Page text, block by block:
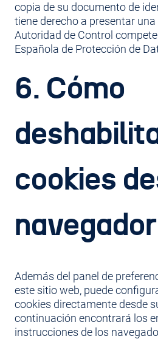
copia de su documento de
tiene derecho a presentar
Autoridad de Control
Española de Protección de
6. Cómo
cookies
navegador
Además del panel de
este sitio web, puede
cookies directamente desde
continuación encontrará los
instrucciones de los